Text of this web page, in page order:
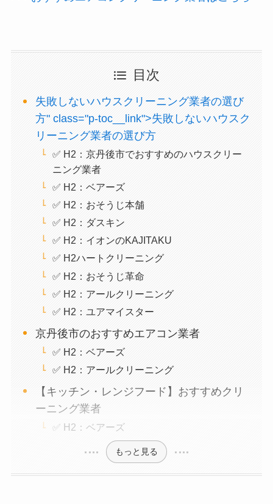
目次
失敗しないハウスクリーニング業者の選び
方" class="p-toc__link">失敗しないハウスク
リーニング業者の選び方
✅ H2：京丹後市でおすすめのハウスクリー
ニング業者
✅ H2：ベアーズ
✅ H2：おそうじ本舗
✅ H2：ダスキン
✅ H2：イオンのKAJITAKU
✅ H2ハートクリーニング
✅ H2：おそうじ革命
✅ H2：アールクリーニング
✅ H2：ユアマイスター
京丹後市のおすすめエアコン業者
✅ H2：ベアーズ
✅ H2：アールクリーニング
【キッチン・レンジフード】おすすめクリ
ーニング業者
✅ H2：ベアーズ
もっと見る